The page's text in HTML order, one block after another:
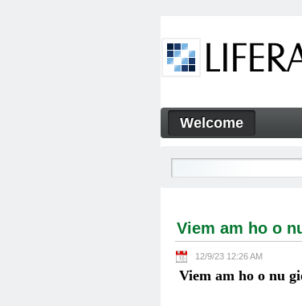
Viem am ho o nu
Navigation
Welcome
Viem am ho o
12/9/23 12:26 AM
Viem am ho o nu